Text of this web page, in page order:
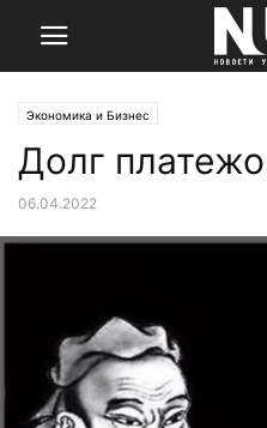
Экономика и Бизнес
Долг
06.04.2022